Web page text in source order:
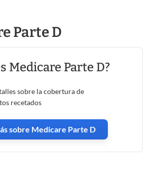
Parte D
Medicare Parte D?
sobre la cobertura de
recetados
sobre Medicare Parte D